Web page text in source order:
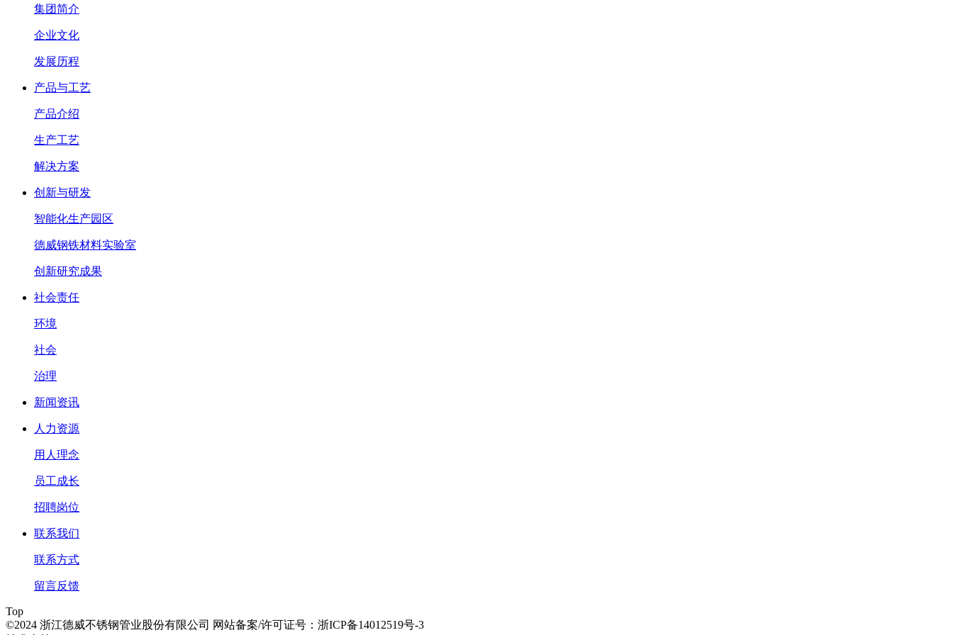
集团简介
企业文化
发展历程
产品与工艺
产品介绍
生产工艺
解决方案
创新与研发
智能化生产园区
德威钢铁材料实验室
创新研究成果
社会责任
环境
社会
治理
新闻资讯
人力资源
用人理念
员工成长
招聘岗位
联系我们
联系方式
留言反馈
Top
©2024 浙江德威不锈钢管业股份有限公司 网站备案/许可证号：浙ICP备14012519号-3